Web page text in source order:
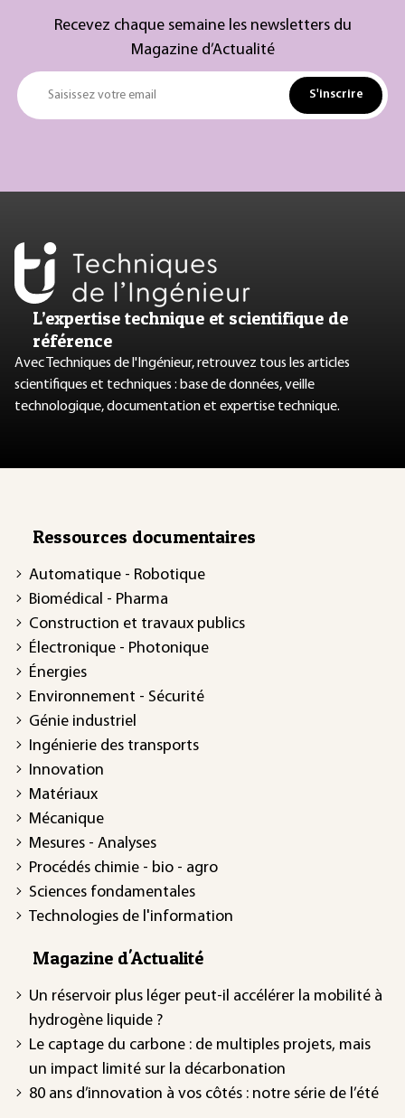
Recevez chaque semaine les newsletters du
Magazine d’Actualité
Saisissez votre email S'inscrire
L’expertise technique et scientifique de
référence
Avec Techniques de l'Ingénieur, retrouvez tous les articles
scientifiques et techniques : base de données, veille
technologique, documentation et expertise technique.
Ressources documentaires
Automatique - Robotique
Biomédical - Pharma
Construction et travaux publics
Électronique - Photonique
Énergies
Environnement - Sécurité
Génie industriel
Ingénierie des transports
Innovation
Matériaux
Mécanique
Mesures - Analyses
Procédés chimie - bio - agro
Sciences fondamentales
Technologies de l'information
Magazine d'Actualité
Un réservoir plus léger peut-il accélérer la mobilité à
hydrogène liquide ?
Le captage du carbone : de multiples projets, mais
un impact limité sur la décarbonation
80 ans d’innovation à vos côtés : notre série de l’été